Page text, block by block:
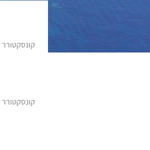
קונסקטורר
קונסקטורר